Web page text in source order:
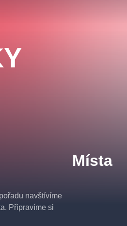
navštívíme
Připravíme si
Místa